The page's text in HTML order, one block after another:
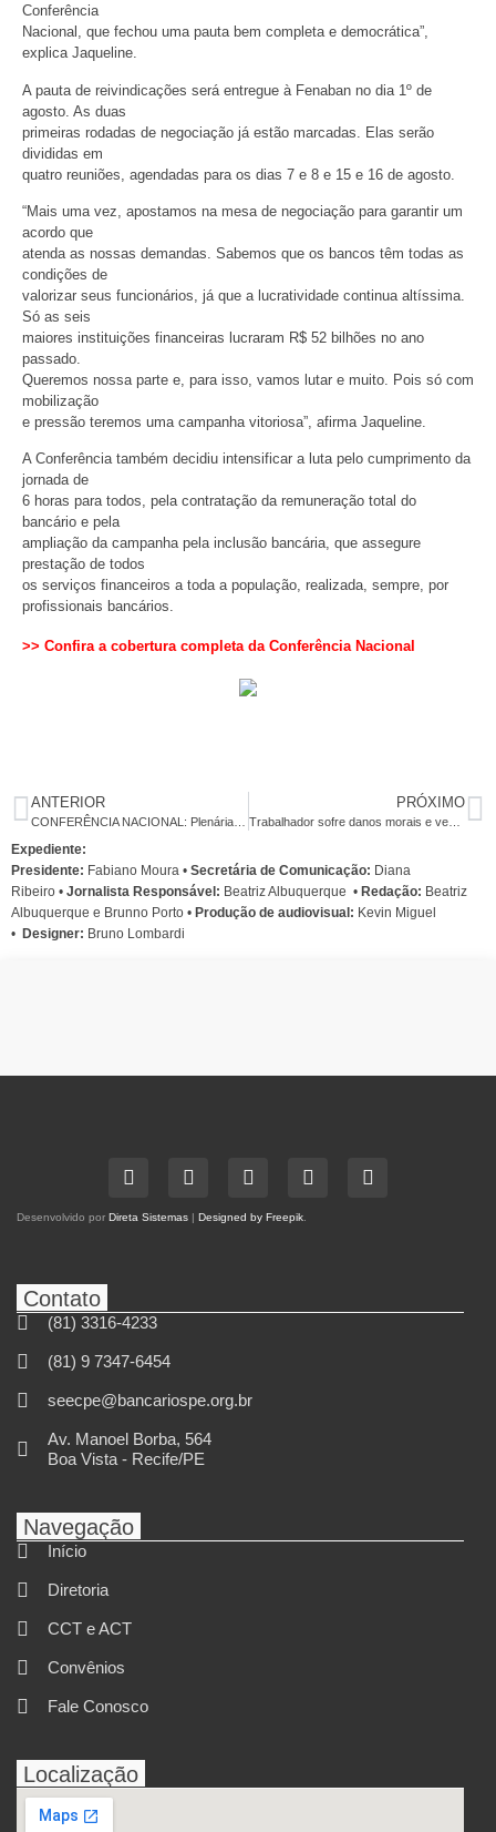
Conferência
Nacional, que fechou uma pauta bem completa e democrática”,
explica Jaqueline.
A pauta de reivindicações será entregue à Fenaban no dia 1º de
agosto. As duas
primeiras rodadas de negociação já estão marcadas. Elas serão
divididas em
quatro reuniões, agendadas para os dias 7 e 8 e 15 e 16 de agosto.
“Mais uma vez, apostamos na mesa de negociação para garantir um
acordo que
atenda as nossas demandas. Sabemos que os bancos têm todas as
condições de
valorizar seus funcionários, já que a lucratividade continua altíssima.
Só as seis
maiores instituições financeiras lucraram R$ 52 bilhões no ano
passado.
Queremos nossa parte e, para isso, vamos lutar e muito. Pois só com
mobilização
e pressão teremos uma campanha vitoriosa”, afirma Jaqueline.
A Conferência também decidiu intensificar a luta pelo cumprimento da
jornada de
6 horas para todos, pela contratação da remuneração total do
bancário e pela
ampliação da campanha pela inclusão bancária, que assegure
prestação de todos
os serviços financeiros a toda a população, realizada, sempre, por
profissionais bancários.
>> Confira a cobertura completa da Conferência Nacional
ANTERIOR PRÓXIMO
Trabalhador sofre danos morais e vence ação
Expediente:
Presidente: Fabiano Moura • Secretária de Comunicação: Diana
Ribeiro • Jornalista Responsável: Beatriz Albuquerque • Redação: Beatriz
Albuquerque e Brunno Porto • Produção de audiovisual: Kevin Miguel
• Designer: Bruno Lombardi
Desenvolvido por Direta Sistemas | Designed by Freepik
Contato
(81) 3316-4233
(81) 9 7347-6454
seecpe@bancariospe.org.br
Av. Manoel Borba, 564
Boa Vista - Recife/PE
Navegação
Início
Diretoria
CCT e ACT
Convênios
Fale Conosco
Localização